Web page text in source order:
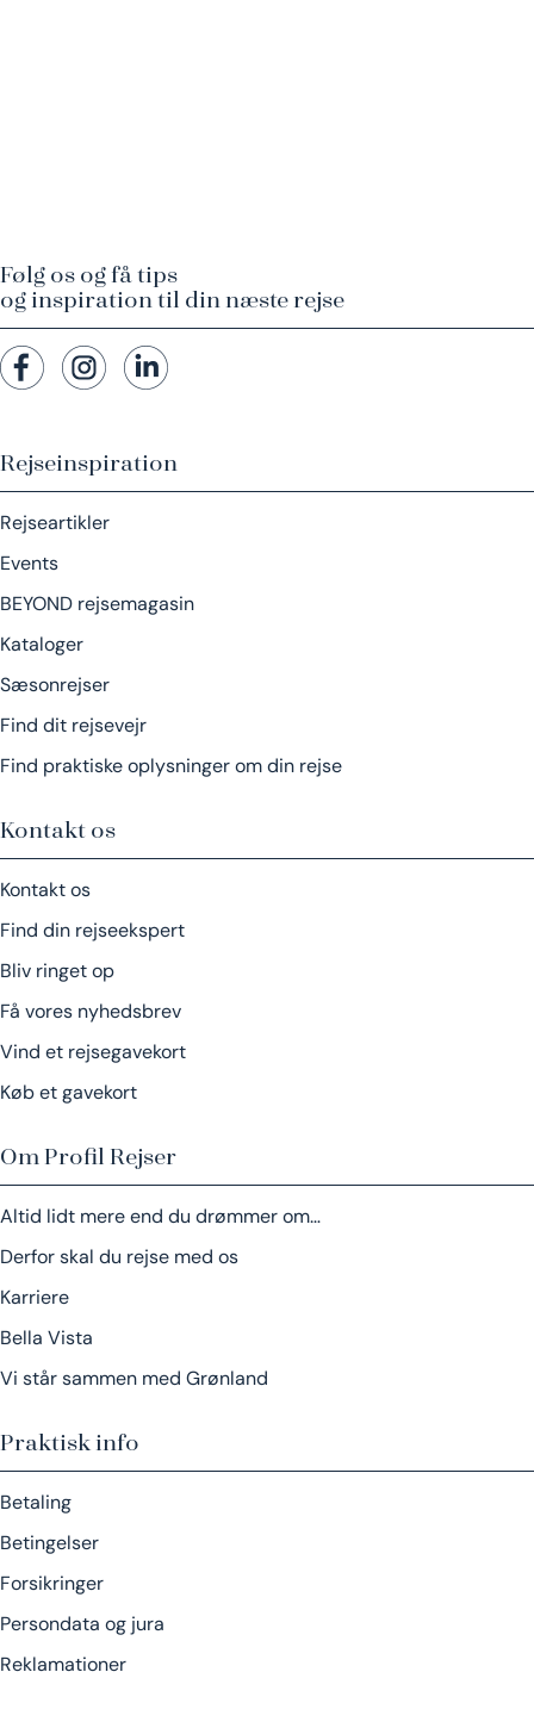
Rejseinspiration
Rejseartikler
Events
BEYOND rejsemagasin
Kataloger
Sæsonrejser
Find dit rejsevejr
Find praktiske oplysninger om din rejse
Kontakt os
Kontakt os
Find din rejseekspert
Bliv ringet op
Få vores nyhedsbrev
Vind et rejsegavekort
Køb et gavekort
Om Profil Rejser
Altid lidt mere end du drømmer om…
Derfor skal du rejse med os
Karriere
Bella Vista
Vi står sammen med Grønland
Praktisk info
Betaling
Betingelser
Forsikringer
Persondata og jura
Reklamationer
Følg os og få tips
og inspiration til din næste rejse